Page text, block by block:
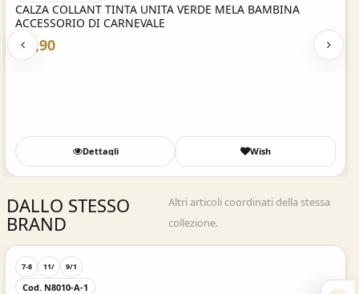
CALZE COLLANT TINTA UNITA BAMBINA VERDE MELA
ACCESSORIO DI CARNEVALE
€ 2,90
Dettagli Wish
DALLO STESSO
BRAND
Altri articoli coordinati della stessa
collezione.
Acquisto Veloce
10/ 12/ 5/6
Cod. 1956